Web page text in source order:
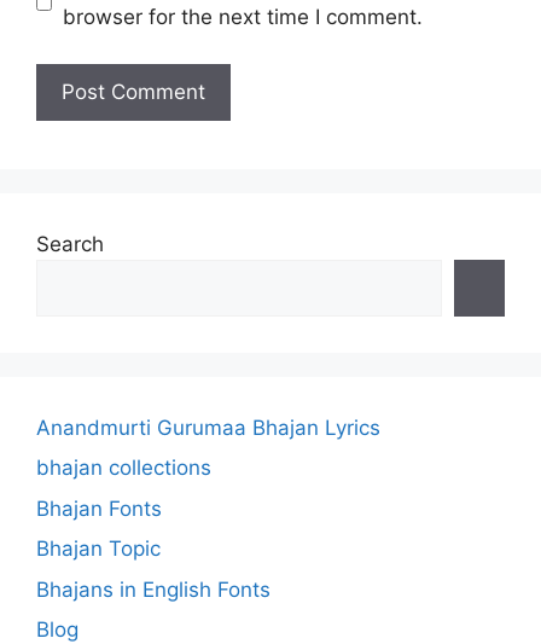
browser for the next time I comment.
Search
Anandmurti Gurumaa Bhajan Lyrics
bhajan collections
Bhajan Fonts
Bhajan Topic
Bhajans in English Fonts
Blog